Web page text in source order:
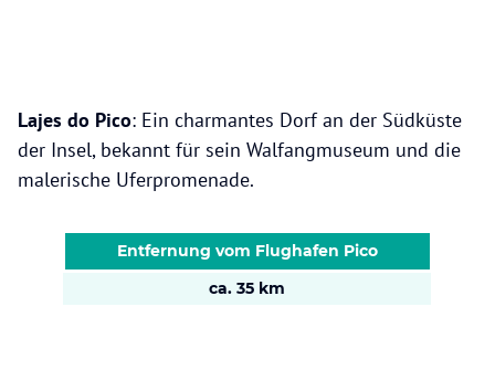
Lajes do Pico: Ein charmantes Dorf an der Südküste
der Insel, bekannt für sein Walfangmuseum und die
malerische Uferpromenade.
Entfernung vom Flughafen Pico
ca. 35 km